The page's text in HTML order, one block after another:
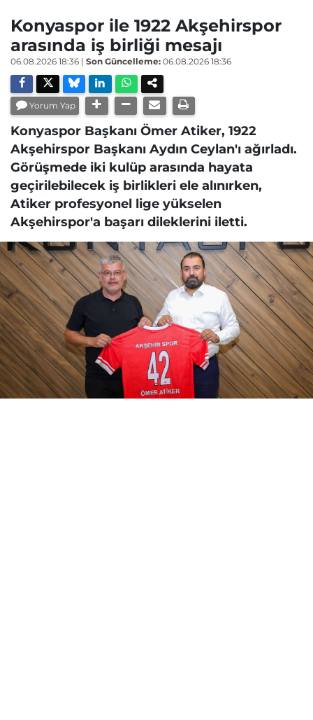
Konyaspor ile 1922 Akşehirspor
arasında iş birliği mesajı
06.08.2026 18:36 | Son Güncelleme: 06.08.2026 18:36
Yorum Yap
Konyaspor Başkanı Ömer Atiker, 1922
Akşehirspor Başkanı Aydın Ceylan'ı ağırladı.
Görüşmede iki kulüp arasında hayata
geçirilebilecek iş birlikleri ele alınırken,
Atiker profesyonel lige yükselen
Akşehirspor'a başarı dileklerini iletti.